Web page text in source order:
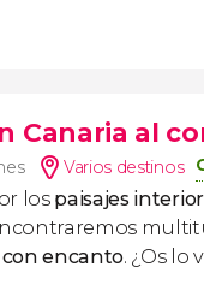
Canaria al
Varios destinos
los paisajes
encanto. ¿Os lo